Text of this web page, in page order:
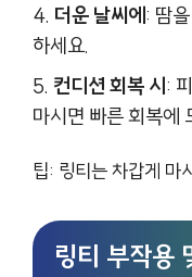
더운 날씨에: 땀
하세요.
컨디션 회복 시:
마시면 빠른 회복에
팁: 링티는 차갑게 마
링티 부작용